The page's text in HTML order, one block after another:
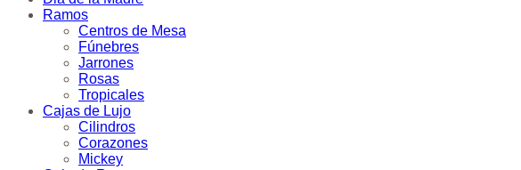
Ramos
Centros de Mesa
Fúnebres
Jarrones
Rosas
Tropicales
Cajas de Lujo
Cilindros
Corazones
Mickey